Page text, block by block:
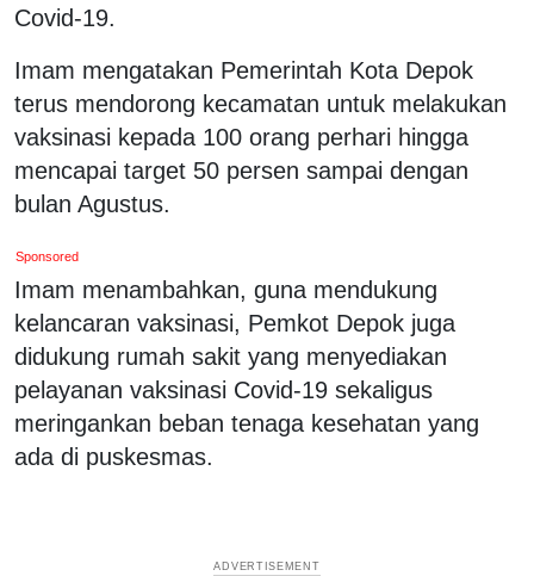
Covid-19.
Imam mengatakan Pemerintah Kota Depok
terus mendorong kecamatan untuk melakukan
vaksinasi kepada 100 orang perhari hingga
mencapai target 50 persen sampai dengan
bulan Agustus.
Sponsored
Imam menambahkan, guna mendukung
kelancaran vaksinasi, Pemkot Depok juga
didukung rumah sakit yang menyediakan
pelayanan vaksinasi Covid-19 sekaligus
meringankan beban tenaga kesehatan yang
ada di puskesmas.